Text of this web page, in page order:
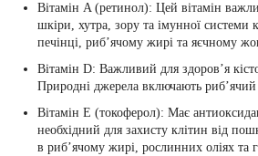
Вітамін A (ретинол): Цей вітамін
шкіри, хутра, зору та імунної системи
печінці, риб’ячому жирі та яєчному
Вітамін D: Важливий для здоров’я
Природні джерела включають риб’ячий
Вітамін E (токоферол): Має
необхідний для захисту клітин від
в риб’ячому жирі, рослинних оліях та